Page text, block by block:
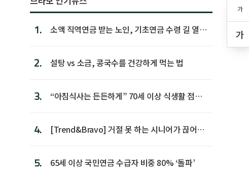
가
가
1.
소액 직역연금 받는 노인, 기초연금 수령 길 열린
2. 설탕 vs 소금, 콩국수를 건강하게 먹는 법
3.
“아침식사는 든든하게” 70세 이상 식생활 점수
4.
[Trend&Bravo] 거절 못 하는 시니어가 끊어야
5. 65세 이상 국민연금 수급자 비중 80% ‘돌파’